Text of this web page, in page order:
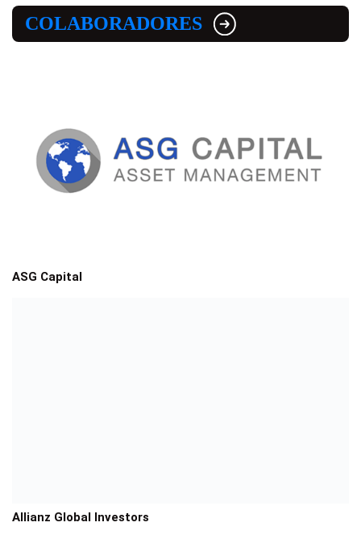
COLABORADORES
ASG Capital
Allianz Global Investors